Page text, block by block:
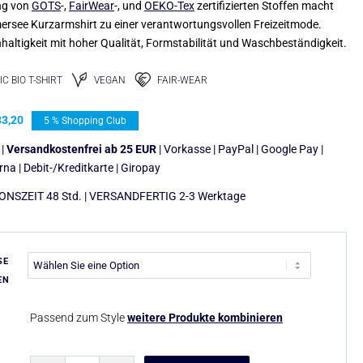
von GOTS-, FairWear-, und OEKO-Texzertifizierten Stoffen macht
Kurzarmshirt zu einer verantwortungsvollen Freizeitmode.
mit hoher Qualität, Formstabilität und Waschbeständigkeit.
BIO T-SHIRT VEGAN FAIR-WEAR
5 % Shopping Club
Versandkostenfrei ab 25 EUR | Vorkasse | PayPal | Google Pay |
| Debit-/Kreditkarte | Giropay
48 Std. | VERSANDFERTIG 2-3 Werktage
Passend zum Styleweitere Produkte kombinieren